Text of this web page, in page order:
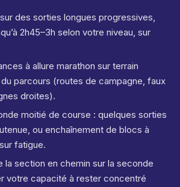
des sorties longues progressives,
2h45–3h selon votre niveau, sur
à allure marathon sur terrain
parcours (routes de campagne, faux
droites).
moitié de course : quelques sorties
ou enchaînement de blocs à
fatigue.
la section en chemin sur la seconde
votre capacité à rester concentré